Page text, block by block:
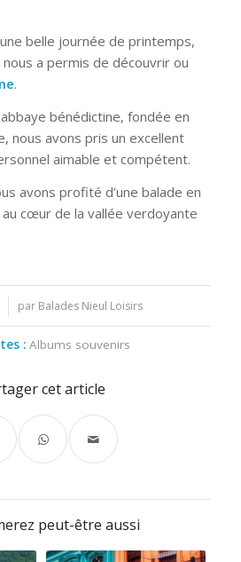
belle journée de printemps,
a permis de découvrir ou
.
bénédictine, fondée en
nous avons pris un excellent
aimable et compétent.
avons profité d’une balade en
au cœur de la vallée verdoyante
par Balades Nieul Loisirs
: Albums souvenirs
cet article
peut-être aussi